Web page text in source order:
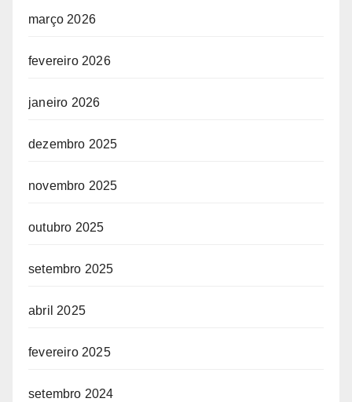
março 2026
fevereiro 2026
janeiro 2026
dezembro 2025
novembro 2025
outubro 2025
setembro 2025
abril 2025
fevereiro 2025
setembro 2024